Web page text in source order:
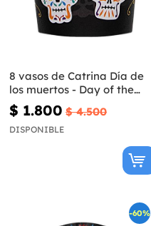
8 vasos de Catrina Día de
los muertos - Day of the
Dead
$ 1.800 $ 4.500
DISPONIBLE
-60%